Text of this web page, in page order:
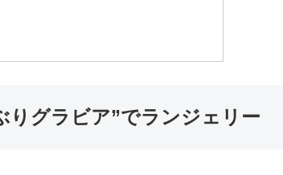
りグラビア”でランジェリー